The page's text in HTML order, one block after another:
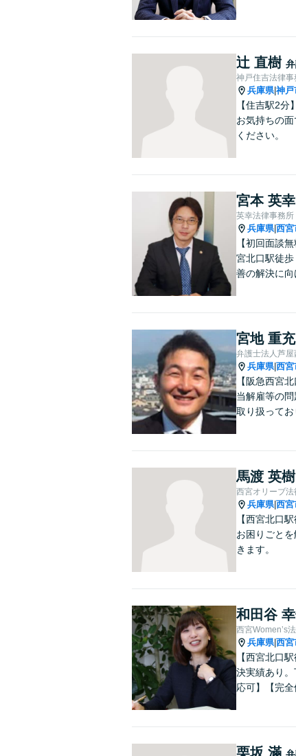
辻 直樹
神戸住吉法律事
兵庫県|神戸
【住吉駅2
お気持ちの
ください。
宮本 英幸
英幸法律事務所
兵庫県|西宮
【初回面談
宮北口駅徒
善の解決に向
宮地 重充
弁護士法人芦
兵庫県|西宮
【阪急西宮
当解雇等の
取り扱ってお
馬渡 英樹
西宮オリーブ法
兵庫県|西宮
【西宮北口
お困りごと
きます。
和田谷
西宮Women’s
兵庫県|西宮
【西宮北口
決実績あり
応可】【完全
栗坂 滿